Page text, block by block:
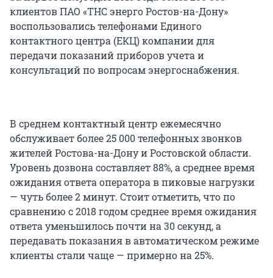
клиентов ПАО «ТНС энерго Ростов-на-Дону»
воспользовались телефонами Единого
контактного центра (ЕКЦ) компании для
передачи показаний приборов учета и
консультаций по вопросам энергоснабжения.
В среднем контактный центр ежемесячно
обслуживает более 25 000 телефонных звонков
жителей Ростова-на-Дону и Ростовской области.
Уровень дозвона составляет 88%, а среднее время
ожидания ответа оператора в пиковые нагрузки
— чуть более 2 минут. Стоит отметить, что по
сравнению с 2018 годом среднее время ожидания
ответа уменьшилось почти на 30 секунд, а
передавать показания в автоматическом режиме
клиенты стали чаще — примерно на 25%.